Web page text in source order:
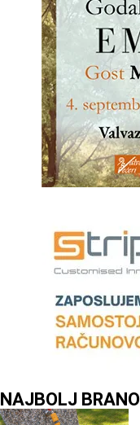
NAJBOLJ BRANO